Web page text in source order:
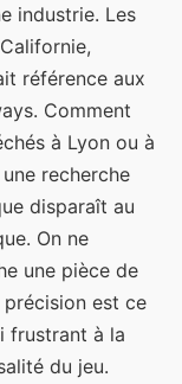
industrie. Les
référence aux
Comment
à Lyon ou à
recherche
disparaît au
On ne
une pièce de
est ce
frustrant à la
du jeu.